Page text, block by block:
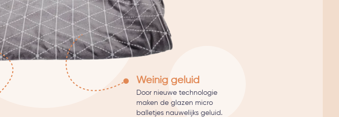
Weinig geluid
Door nieuwe technologie
maken de glazen micro
balletjes nauwelijks geluid.